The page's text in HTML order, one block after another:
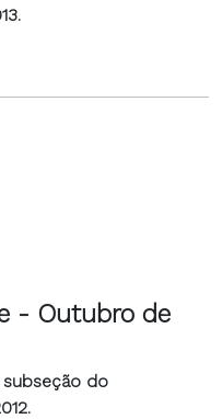
- Outubro de
do